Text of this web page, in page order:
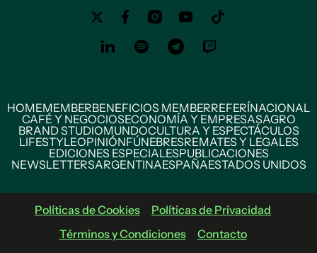
HOMEMEMBERBENEFICIOS MEMBERREFERÍNACIONAL
CAFÉ Y NEGOCIOSECONOMÍA Y EMPRESASAGRO
BRAND STUDIOMUNDOCULTURA Y ESPECTÁCULOS
LIFESTYLEOPINIÓNFÚNEBRESREMATES Y LEGALES
EDICIONES ESPECIALESPUBLICACIONES
NEWSLETTERSARGENTINAESPAÑAESTADOS UNIDOS
Políticas de Cookies
Políticas de Privacidad
Términos y Condiciones
Contacto